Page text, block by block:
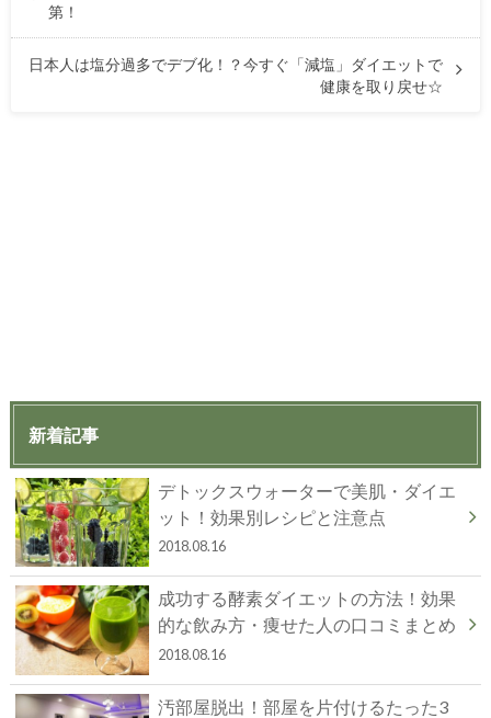
第！
日本人は塩分過多でデブ化！？今すぐ「減塩」ダイエットで
健康を取り戻せ☆
新着記事
デトックスウォーターで美肌・ダイエ
ット！効果別レシピと注意点
2018.08.16
成功する酵素ダイエットの方法！効果
的な飲み方・痩せた人の口コミまとめ
2018.08.16
汚部屋脱出！部屋を片付けるたった3